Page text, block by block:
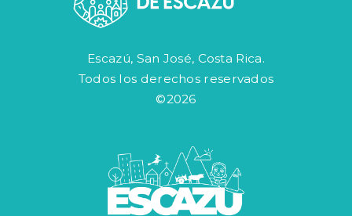
Escazú, San José, Costa Rica.
Todos los derechos reservados
©2026